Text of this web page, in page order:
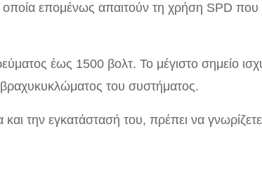
οποία επομένως απαιτούν τη χρήση SPD που
έως 1500 βολτ. Το μέγιστο σημείο
του συστήματος.
την εγκατάστασή του, πρέπει να